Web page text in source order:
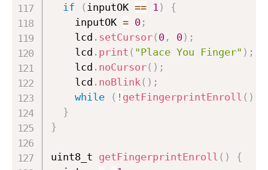
if ( inputOK == 1 )
{
    inputOK
= 0;
    lcd
. setCursor( 0, 0) ;
    lcd
. print ( "Place You Finger" ) ;
    lcd
. noCursor( ) ;
    lcd
. noBlink ( ) ;
while
( ! getFingerprintEnroll ( )
}
}
uint8_t getFingerprintEnroll ( )
{